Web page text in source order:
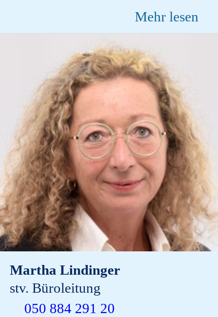
Mehr lesen
Martha Lindinger
stv. Büroleitung
050 884 291 20